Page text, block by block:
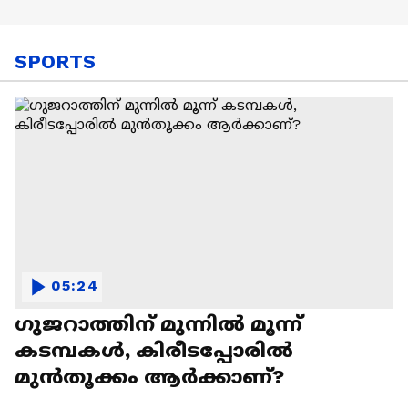
SPORTS
ഗുജറാത്തിന് മുന്നില്‍ മൂന്ന്
കടമ്പകള്‍, കിരീടപ്പോരില്‍
മുൻതൂക്കം ആര്‍ക്കാണ്?
05:24